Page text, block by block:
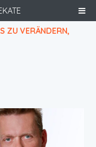
ZU VERÄNDERN,